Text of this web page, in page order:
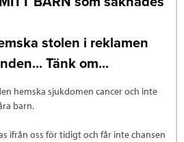
stolen i reklamen
Tänk om...
hemska sjukdomen cancer och inte
barn.
ifrån oss för tidigt och får inte chansen